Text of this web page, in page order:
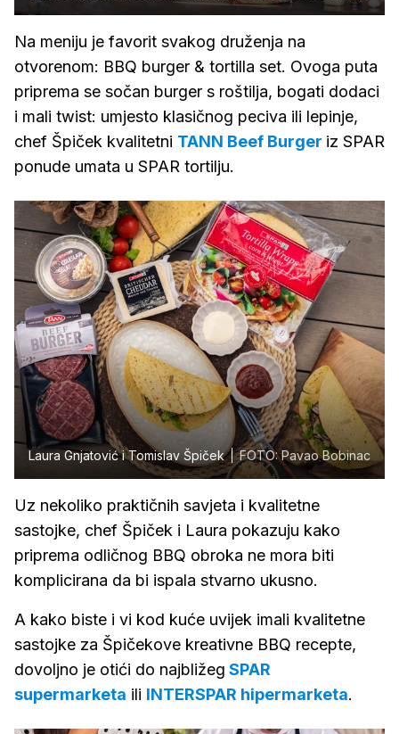
Na meniju je favorit svakog druženja na
otvorenom: BBQ burger & tortilla set. Ovoga puta
priprema se sočan burger s roštilja, bogati dodaci
i mali twist: umjesto klasičnog peciva ili lepinje,
chef Špiček kvalitetni TANN Beef Burger iz SPAR
ponude umata u SPAR tortilju.
Laura Gnjatović i Tomislav Špiček FOTO: Pavao Bobinac
Uz nekoliko praktičnih savjeta i kvalitetne
sastojke, chef Špiček i Laura pokazuju kako
priprema odličnog BBQ obroka ne mora biti
komplicirana da bi ispala stvarno ukusno.
A kako biste i vi kod kuće uvijek imali kvalitetne
sastojke za Špičekove kreativne BBQ recepte,
dovoljno je otići do najbližeg SPAR
supermarketa ili INTERSPAR hipermarketa.